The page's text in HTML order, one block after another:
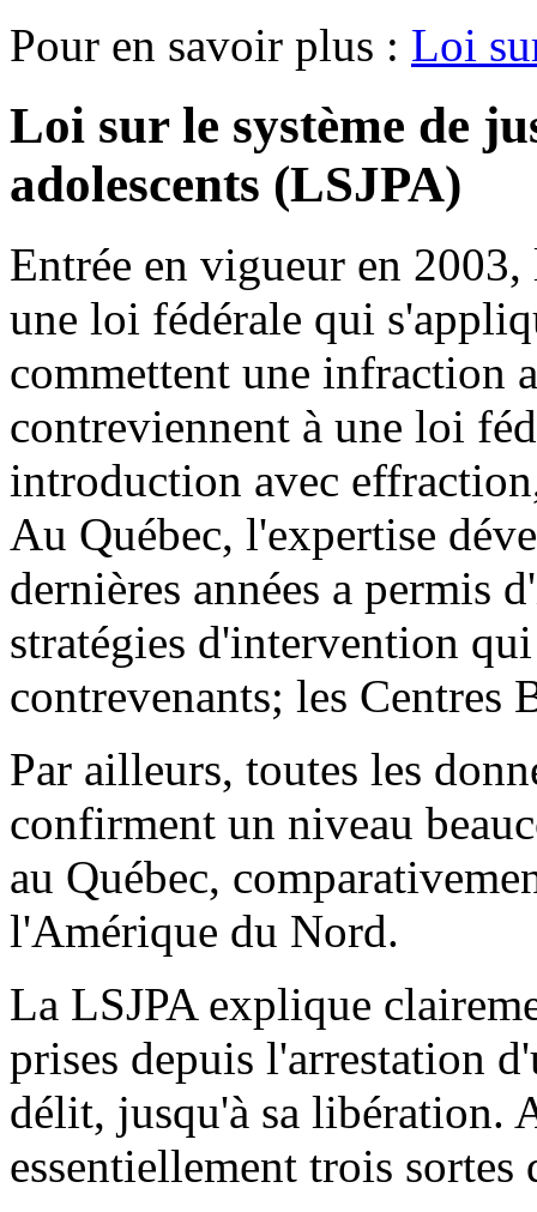
Pour en savoir plus : Loi
Loi sur le système de
adolescents (LSJPA)
Entrée en vigueur en
une loi fédérale qui
commettent une infraction
contreviennent à une loi
introduction avec
Au Québec, l'expertise
dernières années a permis
stratégies d'intervention
contrevenants; les Centres
Par ailleurs, toutes les
confirment un niveau
au Québec,
l'Amérique du Nord.
La LSJPA explique
prises depuis l'arrestation
délit, jusqu'à sa libération.
essentiellement trois sortes